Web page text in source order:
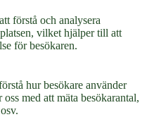
förstå och analysera
vilket hjälper till att
för besökaren.
hur besökare använder
med att mäta besökarantal,